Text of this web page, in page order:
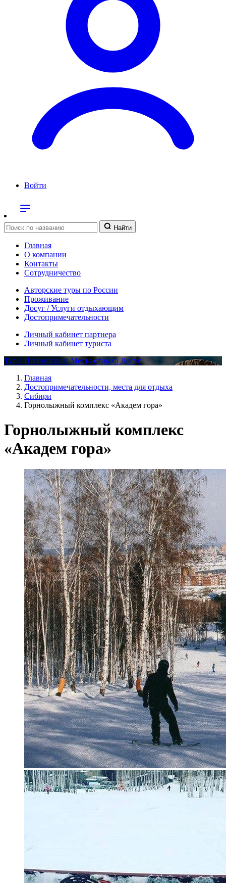
Войти
Найти
Главная
О компании
Контакты
Сотрудничество
Авторские туры по России
Проживание
Досуг / Услуги отдыхающим
Достопримечательности
Личный кабинет партнера
Личный кабинет туриста
Туры ПроживаниеМеста отдыха Досуг
Главная
Достопримечательности, места для отдыха
Сибири
Горнолыжный комплекс «Академ гора»
Горнолыжный комплекс
«Академ гора»